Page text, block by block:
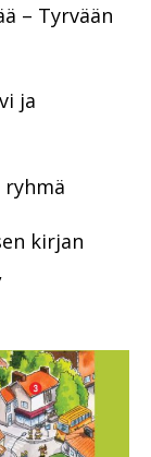
– Tyrvään
ja
ryhmä
kirjan